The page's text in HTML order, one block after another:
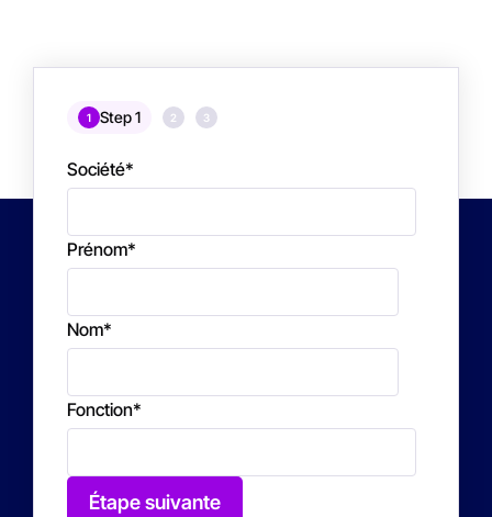
1 Step 1 2 3
Société*
Prénom*
Nom*
Fonction*
Étape suivante